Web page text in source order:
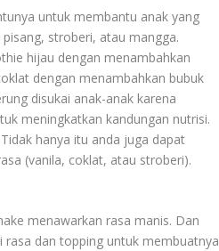
untuk membantu anak yang
stroberi, atau mangga.
hijau dengan menambahkan
dengan menambahkan bubuk
disukai anak-anak karena
meningkatkan kandungan nutrisi.
hanya itu anda juga dapat
(vanila, coklat, atau stroberi).
menawarkan rasa manis. Dan
rasa dan topping untuk membuatnya